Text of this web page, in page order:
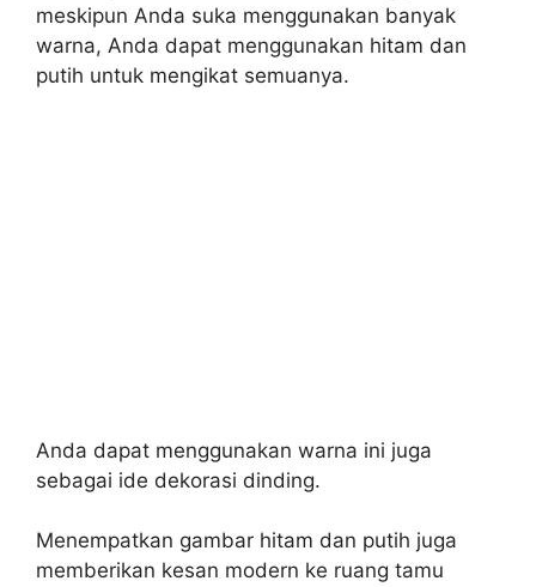
meskipun Anda suka menggunakan banyak
warna, Anda dapat menggunakan hitam dan
putih untuk mengikat semuanya.
Anda dapat menggunakan warna ini juga
sebagai ide dekorasi dinding.
Menempatkan gambar hitam dan putih juga
memberikan kesan modern ke ruang tamu